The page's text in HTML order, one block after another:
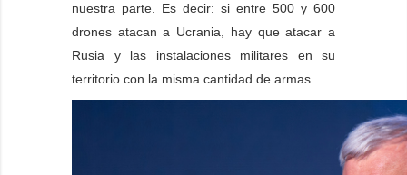
nuestra parte. Es decir: si entre 500 y 600
drones atacan a Ucrania, hay que atacar a
Rusia y las instalaciones militares en su
territorio con la misma cantidad de armas.